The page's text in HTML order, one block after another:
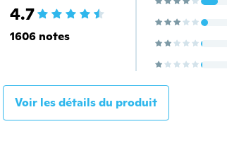
4.7
1606 notes
Voir les détails du produit